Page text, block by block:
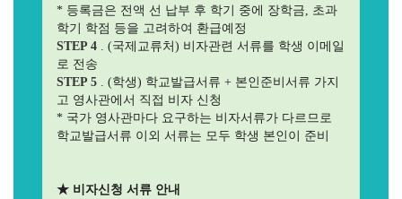
* 등록금은 전액 선 납부 후 학기 중에 장학금, 초과
학기 학점 등을 고려하여 환급예정
STEP 4 . (국제교류처) 비자관련 서류를 학생 이메일
로 전송
STEP 5
. (학생) 학교발급서류 + 본인준비서류 가지
고 영사관에서 직접 비자 신청
* 국가 영사관마다 요구하는 비자서류가 다르므로
학교발급서류 이외 서류는 모두 학생 본인이 준비
★ 비자신청 서류 안내